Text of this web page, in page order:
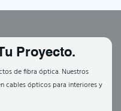
Proyecto.
de fibra óptica. Nuestros
cables ópticos para interiores y